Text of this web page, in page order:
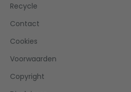
Recycle
Contact
Cookies
Voorwaarden
Copyright